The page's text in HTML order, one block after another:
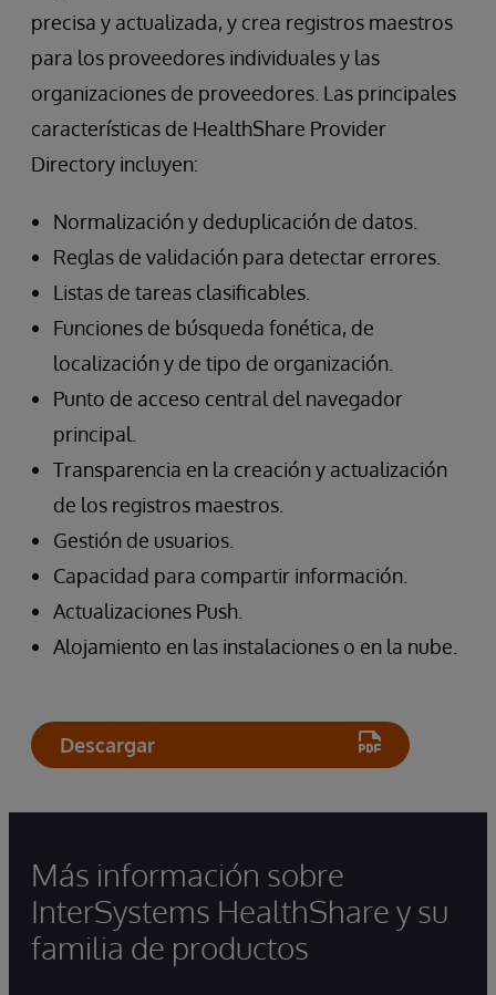
precisa y actualizada, y crea registros maestros
para los proveedores individuales y las
organizaciones de proveedores. Las principales
características de HealthShare Provider
Directory incluyen:
Normalización y deduplicación de datos.
Reglas de validación para detectar errores.
Listas de tareas clasificables.
Funciones de búsqueda fonética, de
localización y de tipo de organización.
Punto de acceso central del navegador
principal.
Transparencia en la creación y actualización
de los registros maestros.
Gestión de usuarios.
Capacidad para compartir información.
Actualizaciones Push.
Alojamiento en las instalaciones o en la nube.
Descargar
Más información sobre
InterSystems HealthShare y su
familia de productos